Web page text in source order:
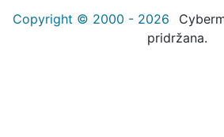
Copyright © 2000 - 2026
pridržana.